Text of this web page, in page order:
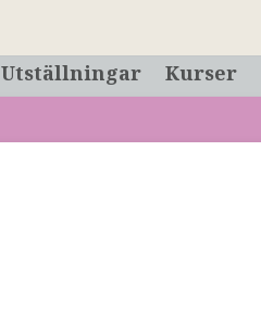
Utställningar Kurser